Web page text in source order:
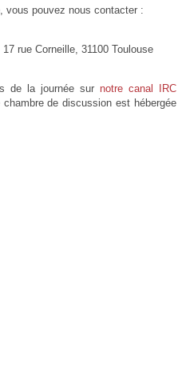
, vous pouvez nous contacter :
rue Corneille, 31100 Toulouse
de la journée sur notre canal IRC
de discussion est hébergée